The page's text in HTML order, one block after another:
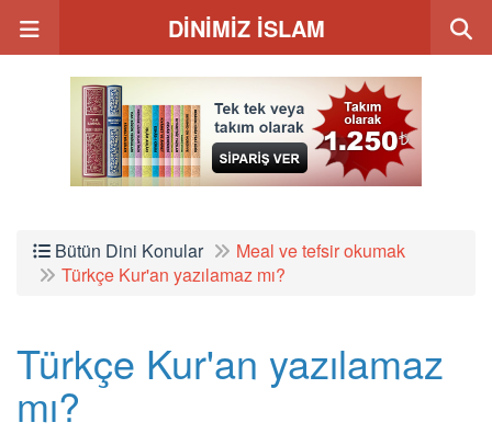
DİNİMİZ İSLAM
Bütün Dini Konular
Meal ve tefsir okumak
Türkçe Kur'an yazılamaz mı?
Türkçe Kur'an yazılamaz
mı?